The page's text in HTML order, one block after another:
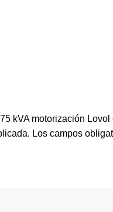
kVA motorización Lovol
Los campos